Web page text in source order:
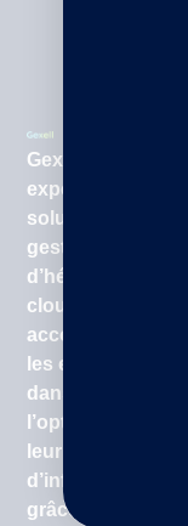
Gexell est un
expert en
solutions de
gestion et
d’hébergement
cloud,
accompagnant
les entreprises
dans
l’optimisation de
leur système
d’information
grâce à des